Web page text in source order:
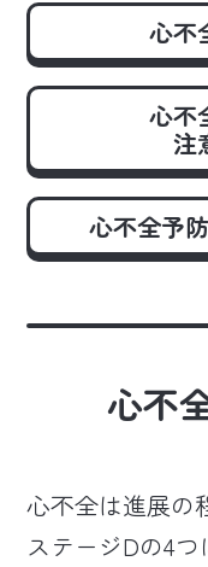
心不
心不
注
心不全予
心不
心不全は進展の
ステージDの4